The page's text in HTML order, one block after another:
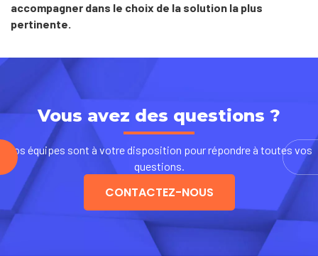
accompagner dans le choix de la solution la plus
pertinente.
Vous avez des questions ?
Nos équipes sont à votre disposition pour répondre à toutes vos
questions.
CONTACTEZ-NOUS